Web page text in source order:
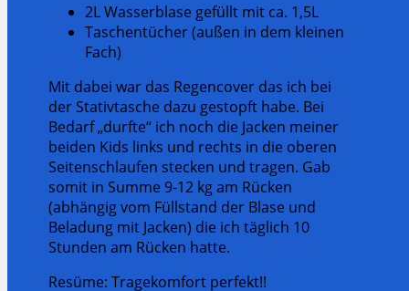
2L Wasserblase gefüllt mit ca. 1,5L
Taschentücher (außen in dem kleinen
Fach)
Mit dabei war das Regencover das ich bei
der Stativtasche dazu gestopft habe. Bei
Bedarf „durfte“ ich noch die Jacken meiner
beiden Kids links und rechts in die oberen
Seitenschlaufen stecken und tragen. Gab
somit in Summe 9-12 kg am Rücken
(abhängig vom Füllstand der Blase und
Beladung mit Jacken) die ich täglich 10
Stunden am Rücken hatte.
Resüme: Tragekomfort perfekt!!